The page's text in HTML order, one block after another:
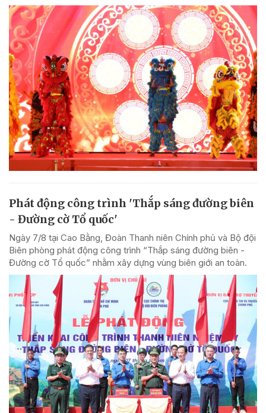
Phát động công trình 'Thắp sáng đường biên
- Đường cờ Tổ quốc'
Ngày 7/8 tại Cao Bằng, Đoàn Thanh niên Chính phủ và Bộ đội
Biên phòng phát động công trình “Thắp sáng đường biên -
Đường cờ Tổ quốc” nhằm xây dựng vùng biên giới an toàn.